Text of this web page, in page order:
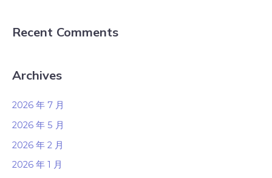
Recent Comments
Archives
2026 年 7 月
2026 年 5 月
2026 年 2 月
2026 年 1 月